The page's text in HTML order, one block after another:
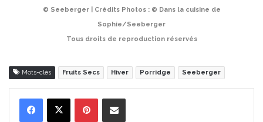
© Seeberger | Crédits Photos : © Dans la cuisine de
Sophie/Seeberger
Tous droits de reproduction réservés
Mots-clés Fruits Secs Hiver Porridge Seeberger